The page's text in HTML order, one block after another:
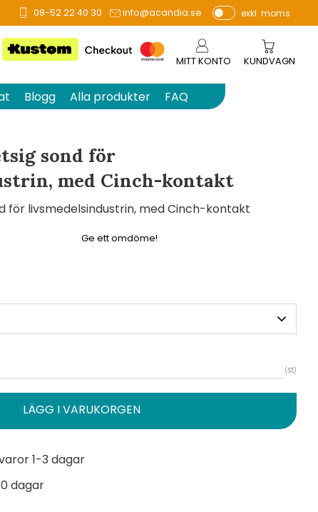
08-52 22 40 30 info@acandia.se
P
e
r
vi
exkl. moms
MITT KONTO KUNDVAGN
Blogg Alla produkter FAQ
sond för
med Cinch-kontakt
för livsmedelsindustrin, med Cinch-kontakt
st
1-3 dagar
dagar
Ge ett omdöme!
0 betyg.